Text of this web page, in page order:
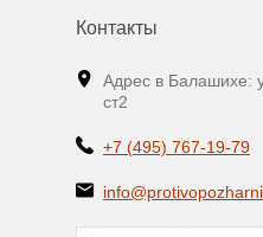
Контакты
Адрес в Балашихе:
ст2
+7 (495) 767-19-79